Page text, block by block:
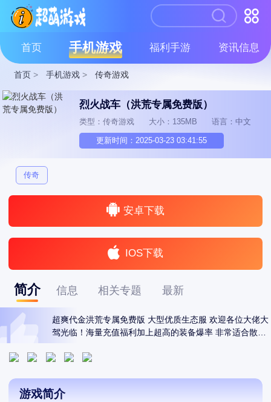
首页 手机游戏 福利手游 资讯信息
首页 > 手机游戏 > 传奇游戏
烈火战车（洪荒专属免费版）
类型：传奇游戏 大小：135MB 语言：中文
更新时间：2025-03-23 03:41:55
传奇
安卓下载
IOS下载
简介 信息 相关专题 最新
超爽代金洪荒专属免费版 大型优质生态服 欢迎各位大佬大
驾光临！海量充值福利加上超高的装备爆率 非常适合散
充值！累计充值 充值积分都可以打怪获得！花点时间人人
动吃货币、大背包 全部上线就送 开局无忧下图爽刷！装备
一切靠打 散人无限追梦！传奇归来 风云再起 成就王者的传
游戏简介